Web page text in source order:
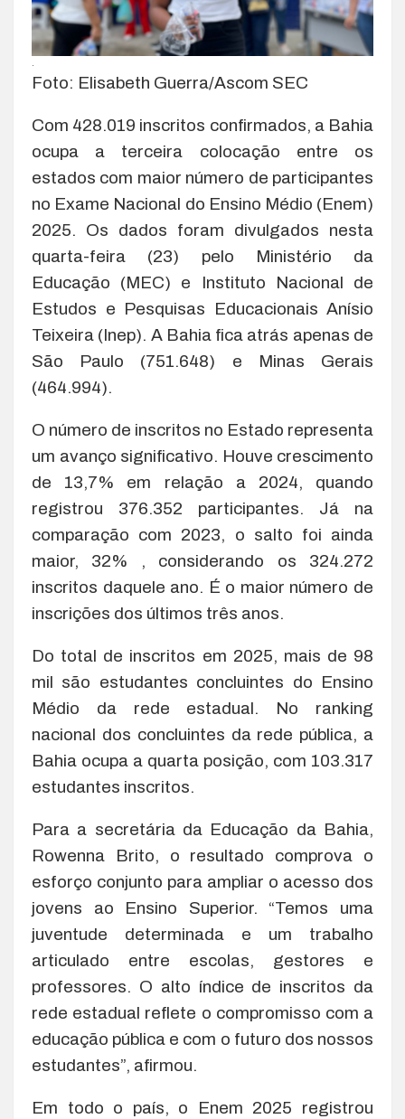
.
Foto: Elisabeth Guerra/Ascom SEC
Com 428.019 inscritos confirmados, a Bahia
ocupa a terceira colocação entre os
estados com maior número de participantes
no Exame Nacional do Ensino Médio (Enem)
2025. Os dados foram divulgados nesta
quarta-feira (23) pelo Ministério da
Educação (MEC) e Instituto Nacional de
Estudos e Pesquisas Educacionais Anísio
Teixeira (Inep). A Bahia fica atrás apenas de
São Paulo (751.648) e Minas Gerais
(464.994).
O número de inscritos no Estado representa
um avanço significativo. Houve crescimento
de 13,7% em relação a 2024, quando
registrou 376.352 participantes. Já na
comparação com 2023, o salto foi ainda
maior, 32% , considerando os 324.272
inscritos daquele ano. É o maior número de
inscrições dos últimos três anos.
Do total de inscritos em 2025, mais de 98
mil são estudantes concluintes do Ensino
Médio da rede estadual. No ranking
nacional dos concluintes da rede pública, a
Bahia ocupa a quarta posição, com 103.317
estudantes inscritos.
Para a secretária da Educação da Bahia,
Rowenna Brito, o resultado comprova o
esforço conjunto para ampliar o acesso dos
jovens ao Ensino Superior. “Temos uma
juventude determinada e um trabalho
articulado entre escolas, gestores e
professores. O alto índice de inscritos da
rede estadual reflete o compromisso com a
educação pública e com o futuro dos nossos
estudantes”, afirmou.
Em todo o país, o Enem 2025 registrou